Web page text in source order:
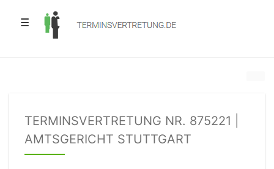
☰
TERMINSVERTRETUNG NR. 875221 |
AMTSGERICHT STUTTGART